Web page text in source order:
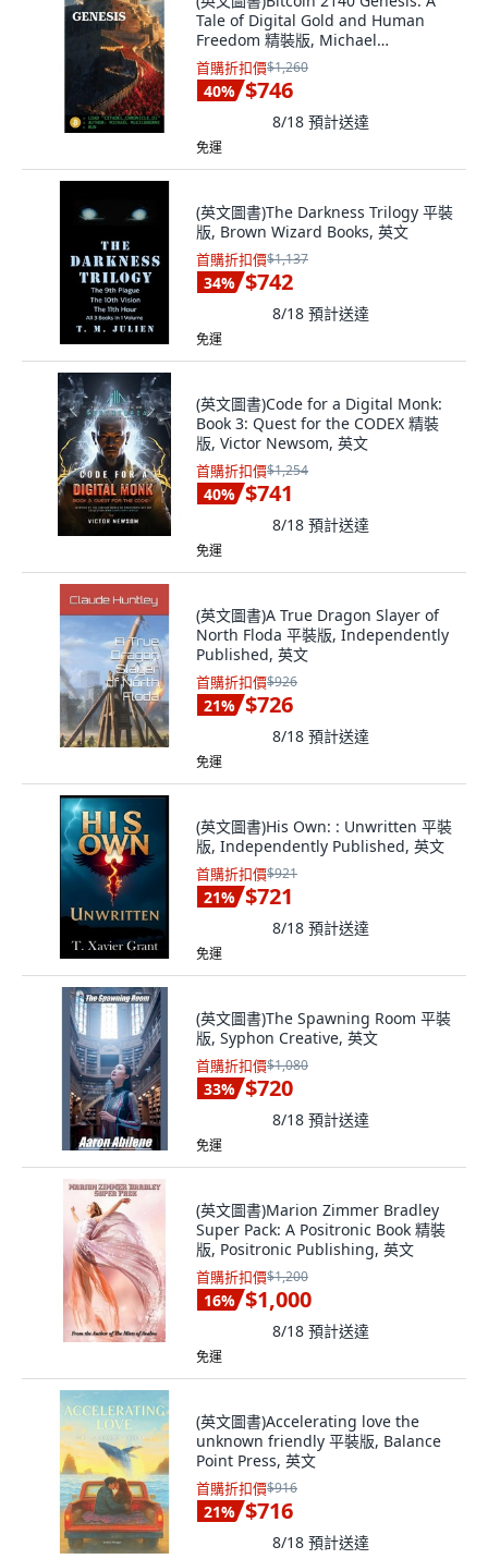
Tale of Digital Gold and Human
Freedom 精裝版, Michael
McGilbourne, 英文
首購折扣價$1,260
40% $746
8/18 預計送達
免運
(英文圖書)The Darkness Trilogy 平裝
版, Brown Wizard Books, 英文
首購折扣價$1,137
34% $742
8/18 預計送達
免運
(英文圖書)Code for a Digital Monk:
Book 3: Quest for the CODEX 精裝
版, Victor Newsom, 英文
首購折扣價$1,254
40% $741
8/18 預計送達
免運
(英文圖書)A True Dragon Slayer of
North Floda 平裝版, Independently
Published, 英文
首購折扣價$926
21% $726
8/18 預計送達
免運
(英文圖書)His Own: : Unwritten 平裝
版, Independently Published, 英文
首購折扣價$921
21% $721
8/18 預計送達
免運
(英文圖書)The Spawning Room 平裝
版, Syphon Creative, 英文
首購折扣價$1,080
33% $720
8/18 預計送達
免運
(英文圖書)Marion Zimmer Bradley
Super Pack: A Positronic Book 精裝
版, Positronic Publishing, 英文
首購折扣價$1,200
16% $1,000
8/18 預計送達
免運
(英文圖書)Accelerating love the
unknown friendly 平裝版, Balance
Point Press, 英文
首購折扣價$916
21% $716
8/18 預計送達